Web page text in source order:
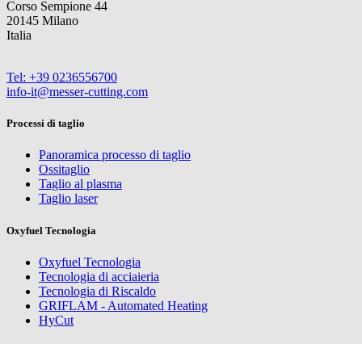
Corso Sempione 44
20145 Milano
Italia
Tel: +39 0236556700
info-it@messer-cutting.com
Processi di taglio
Panoramica processo di taglio
Ossitaglio
Taglio al plasma
Taglio laser
Oxyfuel Tecnologia
Oxyfuel Tecnologia
Tecnologia di acciaieria
Tecnologia di Riscaldo
GRIFLAM - Automated Heating
HyCut